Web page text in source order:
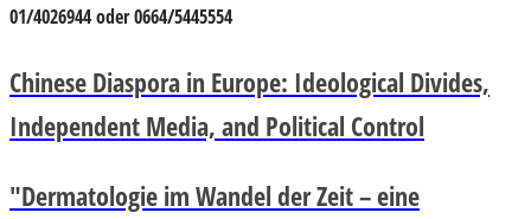
01/4026944 oder 0664/5445554
Chinese Diaspora in Europe: Ideological Divides,
Independent Media, and Political Control
"Dermatologie im Wandel der Zeit – eine